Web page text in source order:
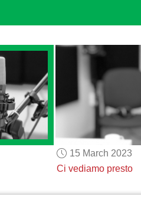
15 March 2023
Ci vediamo presto